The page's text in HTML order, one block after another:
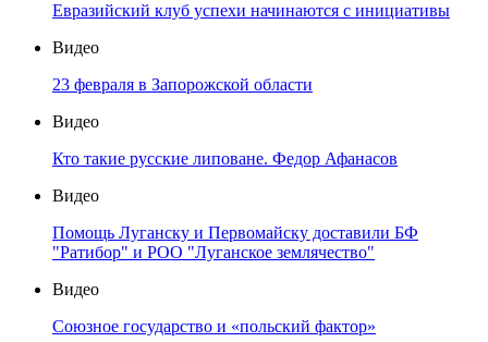
Евразийский клуб успехи начинаются с инициативы
Видео
23 февраля в Запорожской области
Видео
Кто такие русские липоване. Федор Афанасов
Видео
Помощь Луганску и Первомайску доставили БФ
"Ратибор" и РОО "Луганское землячество"
Видео
Союзное государство и «польский фактор»